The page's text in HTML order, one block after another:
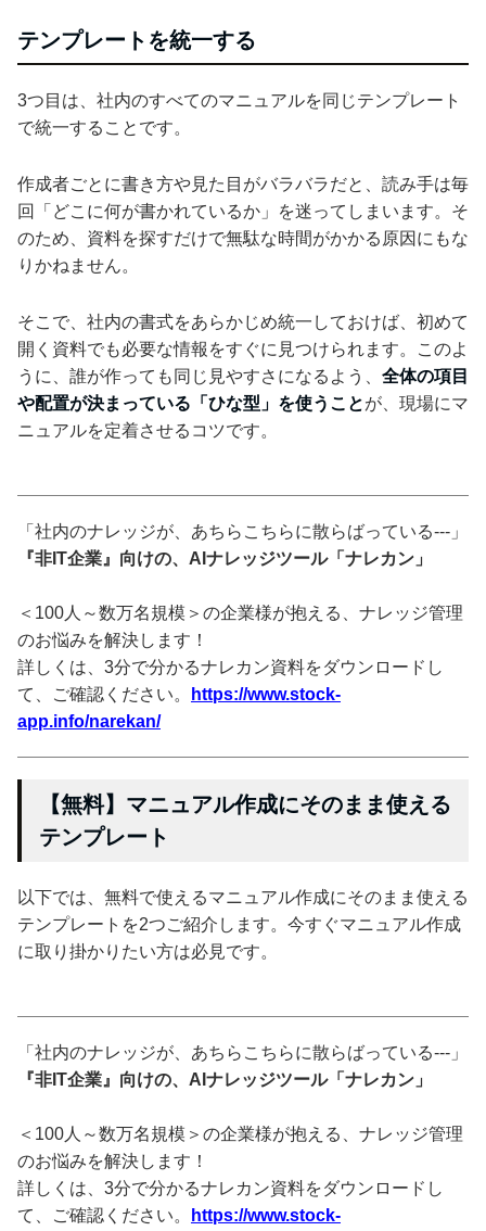
テンプレートを統一する
3つ目は、社内のすべてのマニュアルを同じテンプレート
で統一することです。
作成者ごとに書き方や見た目がバラバラだと、読み手は毎
回「どこに何が書かれているか」を迷ってしまいます。そ
のため、資料を探すだけで無駄な時間がかかる原因にもな
りかねません。
そこで、社内の書式をあらかじめ統一しておけば、初めて
開く資料でも必要な情報をすぐに見つけられます。このよ
うに、誰が作っても同じ見やすさになるよう、 全体の項目
や配置が決まっている「ひな型」を使うことが、現場にマ
ニュアルを定着させるコツです。
「社内のナレッジが、あちらこちらに散らばっている---」
『非IT企業』向けの、AIナレッジツール「ナレカン」
＜100人～数万名規模＞の企業様が抱える、ナレッジ管理
のお悩みを解決します！
詳しくは、3分で分かるナレカン資料をダウンロードし
て、ご確認ください。
https://www.stock-
app.info/narekan/
【無料】マニュアル作成にそのまま使える
テンプレート
以下では、無料で使えるマニュアル作成にそのまま使える
テンプレートを2つご紹介します。今すぐマニュアル作成
に取り掛かりたい方は必見です。
「社内のナレッジが、あちらこちらに散らばっている---」
『非IT企業』向けの、AIナレッジツール「ナレカン」
＜100人～数万名規模＞の企業様が抱える、ナレッジ管理
のお悩みを解決します！
詳しくは、3分で分かるナレカン資料をダウンロードし
て、ご確認ください。
https://www.stock-